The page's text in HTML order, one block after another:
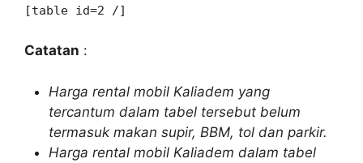
[table id=2 /]
Catatan :
Harga rental mobil Kaliadem yang
tercantum dalam tabel tersebut belum
termasuk makan supir, BBM, tol dan parkir.
Harga rental mobil Kaliadem dalam tabel